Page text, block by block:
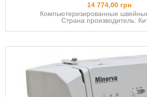
14 774,00 грн
Компьютеризированные
Страна производитель: